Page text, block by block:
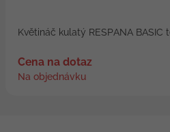
Květináč kulatý RESPANA BASIC
Cena na dotaz
Na objednávku